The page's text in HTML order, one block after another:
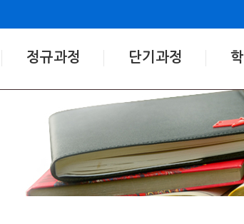
정규과정 단기과정